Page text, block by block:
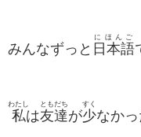
みんなずっと 日本語
にほんご
私
わたし
は友達
ともだち
が少
すく
なか